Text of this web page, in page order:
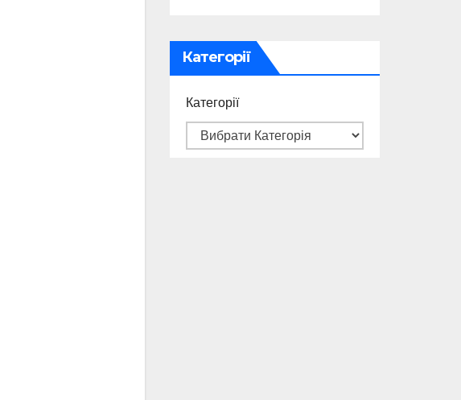
Категорії
Категорії